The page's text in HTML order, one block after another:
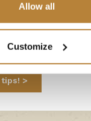
Allow all
Customize
we blijven uitblinken
dat doen we graag
tips!